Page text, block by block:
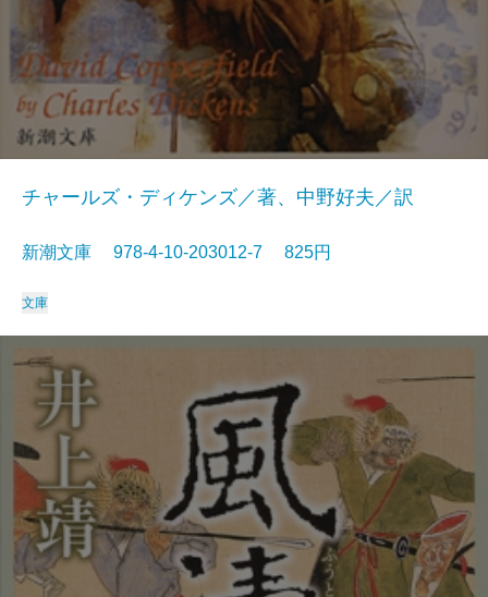
チャールズ・ディケンズ／著、中野好夫／訳
新潮文庫 978-4-10-203012-7 825円
文庫